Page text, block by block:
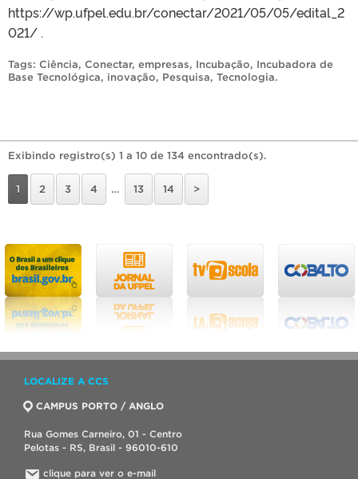
https://wp.ufpel.edu.br/conectar/2021/05/05/edital_2
021/ .
Tags: Ciência, Conectar, empresas, Incubação, Incubadora de
Base Tecnológica, inovação, Pesquisa, Tecnologia.
Exibindo registro(s) 1 a 10 de 134 encontrado(s).
1 2 3 4 … 13 14 >
LOCALIZE A CCS
CAMPUS PORTO / ANGLO
Rua Gomes Carneiro, 01 - Centro
Pelotas - RS, Brasil - 96010-610
clique para ver o e-mail